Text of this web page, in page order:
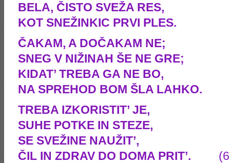
BELA, ČISTO SVEŽA RES,
KOT SNEŽINKIC PRVI PLES.
ČAKAM, A DOČAKAM NE;
SNEG V NIŽINAH ŠE NE GRE;
KIDAT’ TREBA GA NE BO,
NA SPREHOD BOM ŠLA LAHKO.
TREBA IZKORISTIT’ JE,
SUHE POTKE IN STEZE,
SE SVEŽINE NAUŽIT’,
ČIL IN ZDRAV DO DOMA PRIT’.